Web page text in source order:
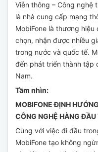
Viễn thông – Công nghệ
là nhà cung cấp mạng
MobiFone là thương
chọn, nhận được nhiều
trong nước và quốc tế.
đến phát triển thành tập
Nam.
Tầm nhìn:
MOBIFONE ĐỊNH
CÔNG NGHỆ HÀNG ĐẦU
Cùng với việc đi đầu
MobiFone tạo không